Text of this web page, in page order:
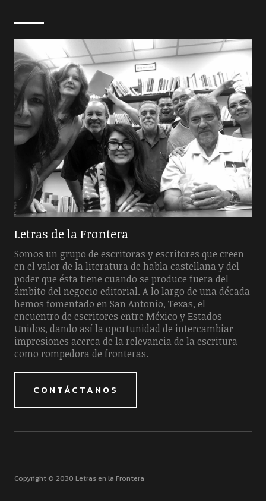
Letras de la Frontera
Somos un grupo de escritoras y escritores que creen
en el valor de la literatura de habla castellana y del
poder que ésta tiene cuando se produce fuera del
ámbito del negocio editorial. A lo largo de una década
hemos fomentado en San Antonio, Texas, el
encuentro de escritores entre México y Estados
Unidos, dando así la oportunidad de intercambiar
impresiones acerca de la relevancia de la escritura
como rompedora de fronteras.
CONTÁCTANOS
Copyright © 2030 Letras en la Frontera